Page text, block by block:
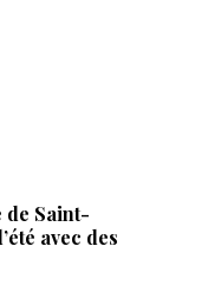
de Saint-
avec des